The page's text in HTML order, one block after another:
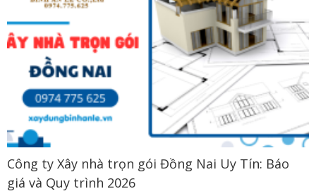
Công ty Xây nhà trọn gói Đồng Nai Uy Tín: Báo
giá và Quy trình 2026